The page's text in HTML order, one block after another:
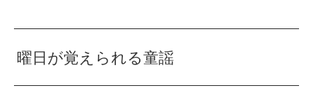
曜日が覚えられる童謡